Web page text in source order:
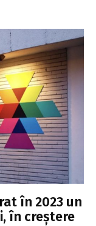
în 2023 un
în creştere